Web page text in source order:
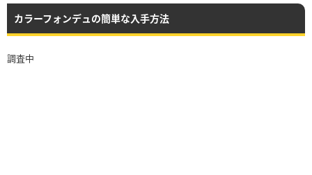
カラーフォンデュの簡単な入手方法
調査中